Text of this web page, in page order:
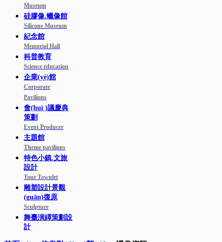
Museum
硅膠像.蠟像館
Silicone Museum
紀念館
Memorial Hall
科普教育
Science education
企業(yè)館
Corporate
Pavilions
會(huì )議慶典
策劃
Event Producer
主題館
Theme pavilions
特色小鎮.文旅
設計
Tour Townlet
雕塑設計景觀
(guān)復原
Sculpture
舞臺演繹策劃設
計